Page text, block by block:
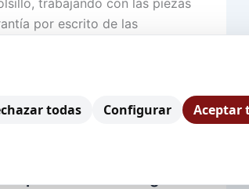
trabajando con las piezas
por escrito de las
referente en el ámbito, y
y podrá
de Llobregat
todas Configurar Aceptar